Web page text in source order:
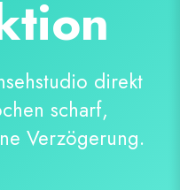
direkt
scharf,
Verzögerung.